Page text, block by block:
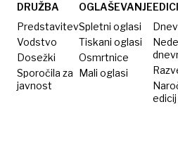
letalonosilke
DRUŽBA
Predstavitev
Vodstvo
Dosežki
Sporočila za
javnost
OGLAŠEVANJE
Spletni oglasi
Tiskani oglasi
Osmrtnice
Mali oglasi
edicij